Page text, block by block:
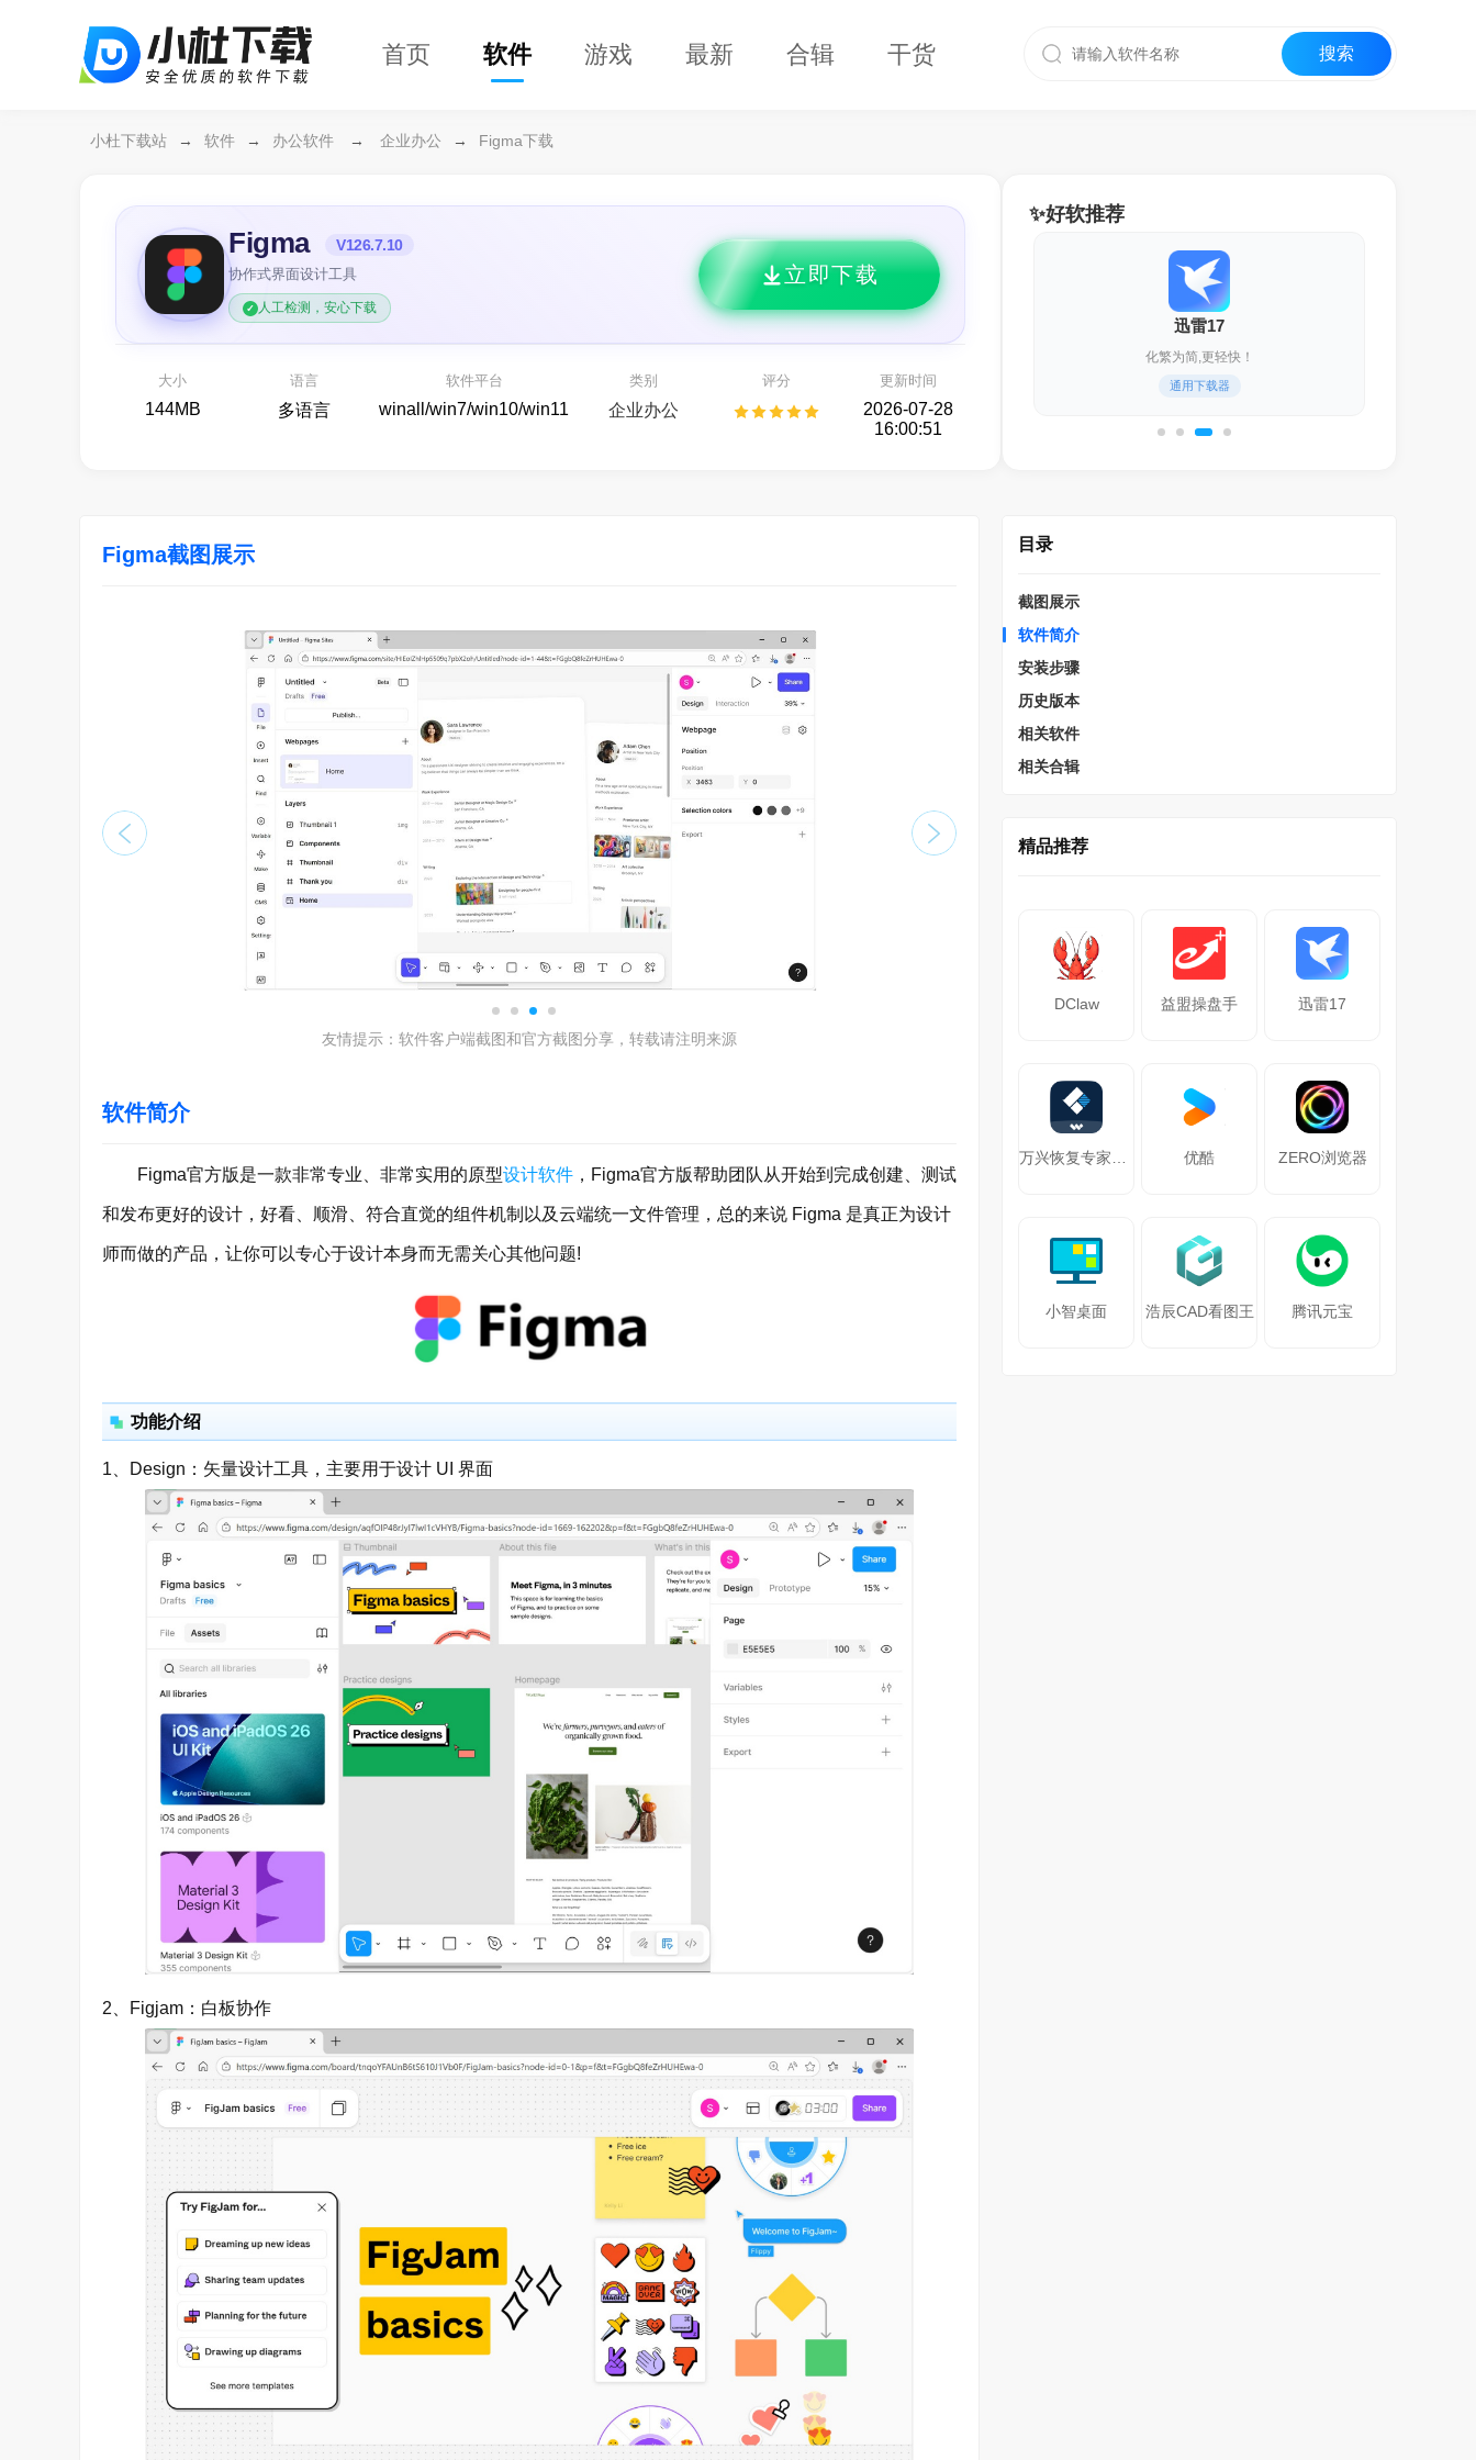
首页 软件 游戏 最新 合辑 干货
小杜下载站 → 软件 → 办公软件 → 企业办公 → Figma下载
Figma V126.7.10
协作式界面设计工具
人工检测，安心下载
立即下载
大小
144MB
语言
多语言
软件平台
winall/win7/win10/win11
类别
企业办公
评分 更新时间
2026-07-28
16:00:51
✨好软推荐
万兴恢复专家64位
备份还原 AI助手
益盟操盘手
股票行情
迅雷17
化繁为简,更轻快！
通用下载器
Figma截图展示
友情提示：软件客户端截图和官方截图分享，转载请注明来源
软件简介
Figma官方版是一款非常专业、非常实用的原型设计软件 ，Figma官方版帮助团队从开始到完成创建、测试
和发布更好的设计，好看、顺滑、符合直觉的组件机制以及云端统一文件管理，总的来说 Figma 是真正为设计
师而做的产品，让你可以专心于设计本身而无需关心其他问题!
功能介绍
1、Design：矢量设计工具，主要用于设计 UI 界面
2、Figjam：白板协作
目录
截图展示
软件简介
安装步骤
历史版本
相关软件
相关合辑
精品推荐
DClaw 益盟操盘手 迅雷17
优酷 ZERO浏览器
小智桌面 浩辰CAD看图王 腾讯元宝